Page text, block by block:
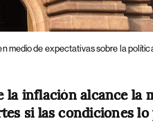
medio de expectativas sobre la
la inflación alcance la
si las condiciones